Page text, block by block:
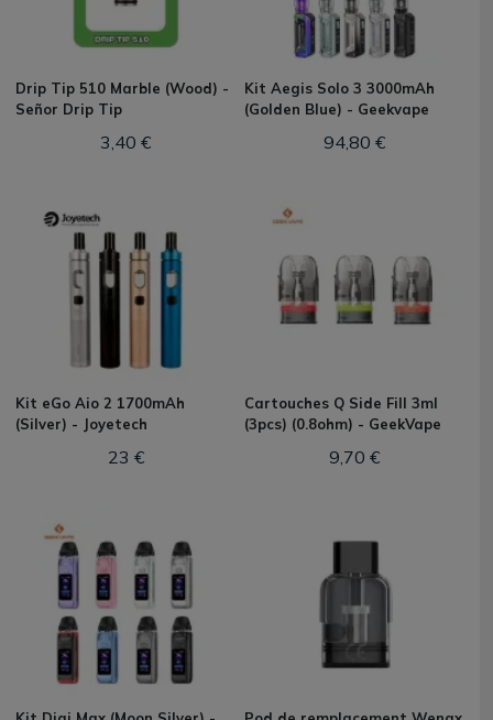
Drip Tip 510 Marble (Wood) -
Señor Drip Tip
3,40 €
Kit Aegis Solo 3 3000mAh
(Golden Blue) - Geekvape
94,80 €
Kit eGo Aio 2 1700mAh
(Silver) - Joyetech
23 €
Cartouches Q Side Fill 3ml
(3pcs) (0.8ohm) - GeekVape
9,70 €